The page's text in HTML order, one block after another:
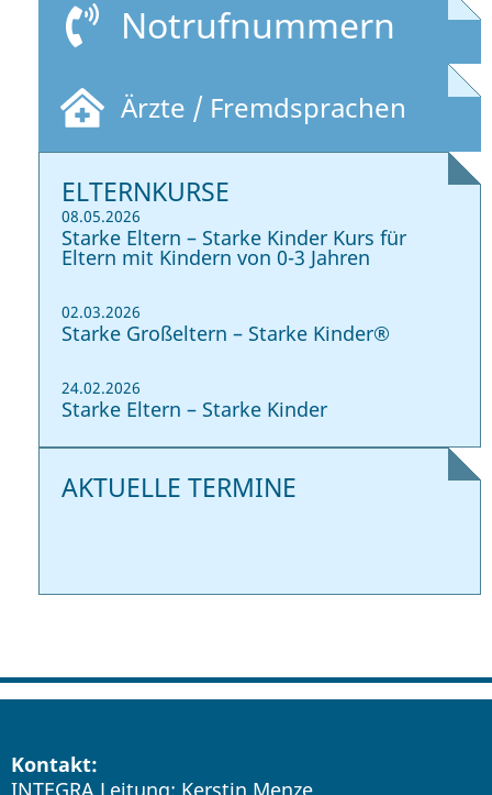
Notrufnummern
Ärzte / Fremdsprachen
ELTERNKURSE
08.05.2026
Starke Eltern – Starke Kinder Kurs für
Eltern mit Kindern von 0-3 Jahren
02.03.2026
Starke Großeltern – Starke Kinder®
24.02.2026
Starke Eltern – Starke Kinder
AKTUELLE TERMINE
Kontakt:
INTEGRA Leitung: Kerstin Menze